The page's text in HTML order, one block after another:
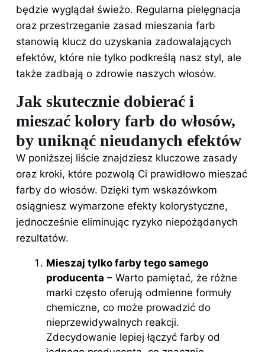
będzie wyglądał świeżo. Regularna pielęgnacja
oraz przestrzeganie zasad mieszania farb
stanowią klucz do uzyskania zadowalających
efektów, które nie tylko podkreślą nasz styl, ale
także zadbają o zdrowie naszych włosów.
Jak skutecznie dobierać i
mieszać kolory farb do włosów,
by uniknąć nieudanych efektów
W poniższej liście znajdziesz kluczowe zasady
oraz kroki, które pozwolą Ci prawidłowo mieszać
farby do włosów. Dzięki tym wskazówkom
osiągniesz wymarzone efekty kolorystyczne,
jednocześnie eliminując ryzyko niepożądanych
rezultatów.
Mieszaj tylko farby tego samego
producenta – Warto pamiętać, że różne
marki często oferują odmienne formuły
chemiczne, co może prowadzić do
nieprzewidywalnych reakcji.
Zdecydowanie lepiej łączyć farby od